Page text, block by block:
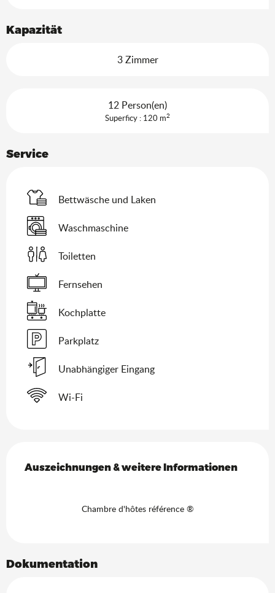
Kapazität
3 Zimmer
12 Person(en)
Superficy : 120 m2
Service
Bettwäsche und Laken
Waschmaschine
Toiletten
Fernsehen
Kochplatte
Parkplatz
Unabhängiger Eingang
Wi-Fi
Auszeichnungen & weitere Informationen
Auszeichnungen & weitere Informationen
Chambre d'hôtes référence ®
Dokumentation